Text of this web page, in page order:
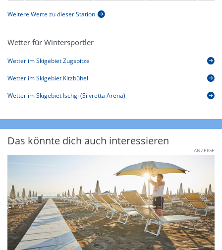
Weitere Werte zu dieser Station
Wetter für Wintersportler
Wetter im Skigebiet Zugspitze
Wetter im Skigebiet Kitzbühel
Wetter im Skigebiet Ischgl (Silvretta Arena)
Das könnte dich auch interessieren
ANZEIGE